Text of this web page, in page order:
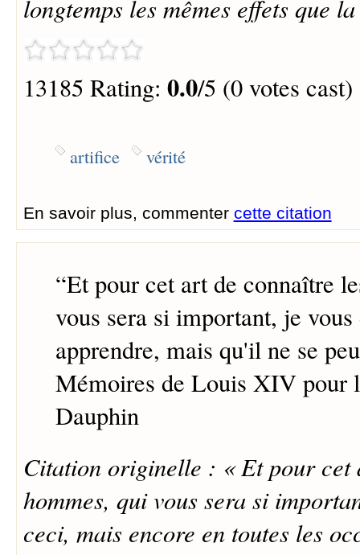
longtemps les mêmes effets que
13185 Rating: 0.0/5 (0 votes cast)
artifice vérité
En savoir plus, commenter cette citation
“Et pour cet art de connaître
vous sera si important, je
apprendre, mais qu'il ne se
Mémoires de Louis XIV pour
Dauphin
Citation originelle : « Et pour cet
hommes, qui vous sera si
ceci, mais encore en toutes les